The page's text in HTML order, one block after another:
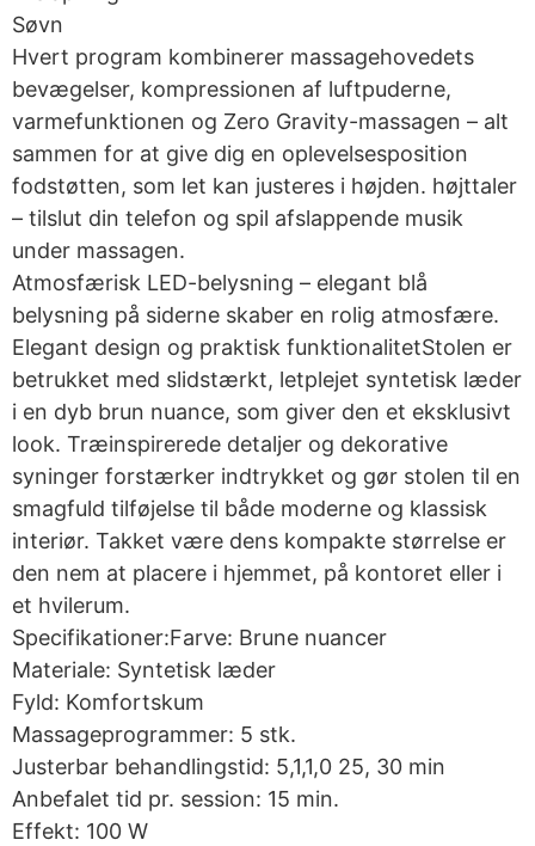
Søvn
Hvert program kombinerer massagehovedets
bevægelser, kompressionen af luftpuderne,
varmefunktionen og Zero Gravity-massagen – alt
sammen for at give dig en oplevelsesposition
fodstøtten, som let kan justeres i højden. højttaler
– tilslut din telefon og spil afslappende musik
under massagen.
Atmosfærisk LED-belysning – elegant blå
belysning på siderne skaber en rolig atmosfære.
Elegant design og praktisk funktionalitetStolen er
betrukket med slidstærkt, letplejet syntetisk læder
i en dyb brun nuance, som giver den et eksklusivt
look. Træinspirerede detaljer og dekorative
syninger forstærker indtrykket og gør stolen til en
smagfuld tilføjelse til både moderne og klassisk
interiør. Takket være dens kompakte størrelse er
den nem at placere i hjemmet, på kontoret eller i
et hvilerum.
Specifikationer:Farve: Brune nuancer
Materiale: Syntetisk læder
Fyld: Komfortskum
Massageprogrammer: 5 stk.
Justerbar behandlingstid: 5,1,1,0 25, 30 min
Anbefalet tid pr. session: 15 min.
Effekt: 100 W